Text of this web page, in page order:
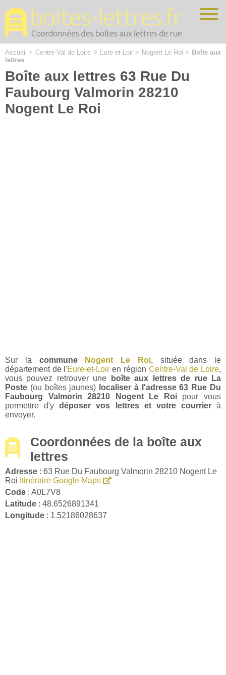
Accueil > Centre-Val de Loire > Eure-et-Loir> Nogent Le Roi > Boîte aux
lettres
Boîte aux lettres 63 Rue Du
Faubourg Valmorin 28210
Nogent Le Roi
Sur la commune Nogent Le Roi, située dans le
département de l'Eure-et-Loir en région Centre-Val de Loire,
vous pouvez retrouver une
boîte aux lettres de rue La
Poste (ou boîtes jaunes) localiser à l'adresse 63 Rue Du
Faubourg Valmorin 28210 Nogent Le Roipour vous
permettre d'ydéposer vos lettres et votre courrierà
envoyer.
Coordonnées de la boîte aux
lettres
Adresse : 63 Rue Du Faubourg Valmorin 28210 Nogent Le
Roi Itinéraire Google Maps
Code : A0L7V8
Latitude : 48.6526891341
Longitude : 1.52186028637